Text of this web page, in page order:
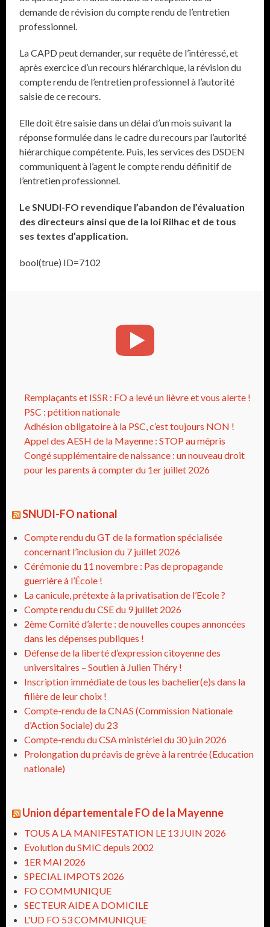
demande de révision du compte rendu de l’entretien
professionnel.
La CAPD peut demander, sur requête de l’intéressé, et
après exercice d’un recours hiérarchique, la révision du
compte rendu de l’entretien professionnel à l’autorité
saisie de ce recours.
Elle doit être saisie dans un délai d’un mois suivant la
réponse formulée dans le cadre du recours par l’autorité
hiérarchique compétente. Puis, les services des DSDEN
communiquent à l’agent le compte rendu définitif de
l’entretien professionnel.
Le SNUDI-FO revendique l’abandon de l’évaluation
des directeurs ainsi que de la loi Rilhac et de tous
ses textes d’application.
bool(true) ID=7102
Remplaçants et ISSR : FO a levé un lièvre et vous alerte !
PSC : pétition nationale
Adhésion obligatoire à la PSC, c’est toujours NON !
Appel des AESH de la Mayenne : STOP au mépris
Congé supplémentaire de naissance : un nouveau droit
pour les parents à compter du 1er juillet 2026
SNUDI-FO national
Compte rendu du GT de la formation spécialisée
concernant l’inclusion du 7 juillet 2026
Cérémonie du 11 novembre : Pas de propagande
guerrière à l’École !
La canicule, prétexte à la privatisation de l’Ecole ?
Compte rendu du CSE du 9 juillet 2026
2ème Comité d’alerte : de nouvelles coupes annoncées
dans les dépenses publiques !
Défense de la liberté d’expression citoyenne des
universitaires – Soutien à Julien Théry !
Inscription immédiate de tous les bachelier(e)s dans la
filière de leur choix !
Compte-rendu de la CNAS (Commission Nationale
d’Action Sociale) du 23
Compte-rendu du CSA ministériel du 30 juin 2026
Prolongation du préavis de grève à la rentrée (Education
nationale)
Union départementale FO de la Mayenne
TOUS A LA MANIFESTATION LE 13 JUIN 2026
Evolution du SMIC depuis 2002
1ER MAI 2026
SPECIAL IMPOTS 2026
FO COMMUNIQUE
SECTEUR AIDE A DOMICILE
L'UD FO 53 COMMUNIQUE